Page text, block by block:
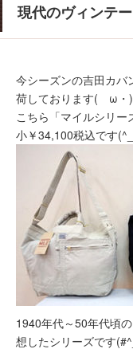
現代のヴィンテ
今シーズンの吉田カバ
荷しております(ゝω・)
こちら「マイルシリー
小￥34,100税込です
1940年代～50年代頃
想したシリーズです